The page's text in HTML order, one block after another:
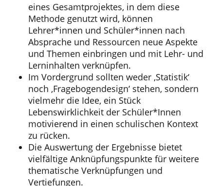
eines Gesamtprojektes, in dem diese
Methode genutzt wird, können
Lehrer*innen und Schüler*innen nach
Absprache und Ressourcen neue Aspekte
und Themen einbringen und mit Lehr- und
Lerninhalten verknüpfen.
Im Vordergrund sollten weder ‚Statistik‘
noch ‚Fragebogendesign‘ stehen, sondern
vielmehr die Idee, ein Stück
Lebenswirklichkeit der Schüler*Innen
motivierend in einen schulischen Kontext
zu rücken.
Die Auswertung der Ergebnisse bietet
vielfältige Anknüpfungspunkte für weitere
thematische Verknüpfungen und
Vertiefungen.